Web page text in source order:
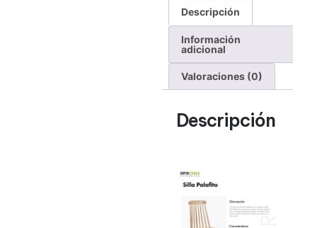
Descripción
Información
adicional
Valoraciones (0)
Descripción